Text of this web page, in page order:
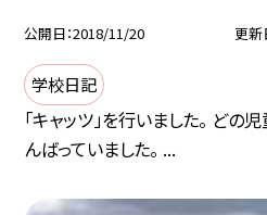
公開日 2018/11/20 更新
学校日記
「キャッツ」を行いました。 どの
んばっていました。 ...